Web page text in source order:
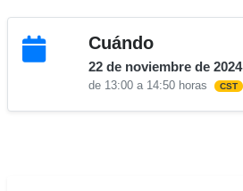
Cuándo
22 de noviembre de 2024
de 13:00 a 14:50 horas CST